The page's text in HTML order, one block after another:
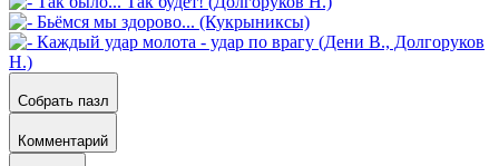
Собрать пазл
Комментарий